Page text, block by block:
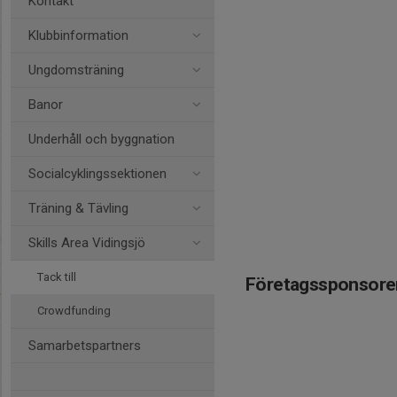
Klubbinformation
Ungdomsträning
Banor
Underhåll och byggnation
Socialcyklingssektionen
Träning & Tävling
Skills Area Vidingsjö
Tack till
Crowdfunding
Samarbetspartners